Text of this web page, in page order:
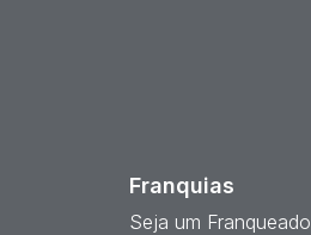
Franquias
Seja um Franqueado